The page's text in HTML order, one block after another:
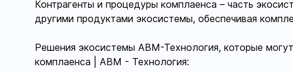
Контрагенты и процедуры комплаенса – часть
другими продуктами экосистемы, обеспечивая
Решения экосистемы АВМ-Технология, которые
комплаенса | АВМ - Технология: